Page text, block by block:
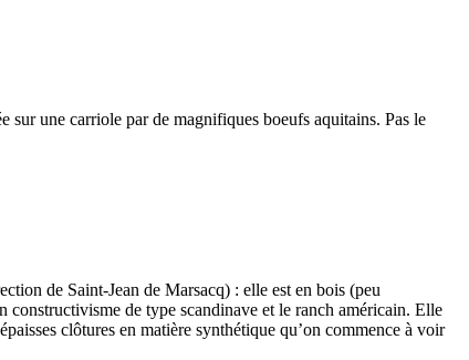
sur une carriole par de magnifiques boeufs aquitains. Pas le
de Saint-Jean de Marsacq) : elle est en bois (peu
constructivisme de type scandinave et le ranch américain. Elle
clôtures en matière synthétique qu’on commence à voir